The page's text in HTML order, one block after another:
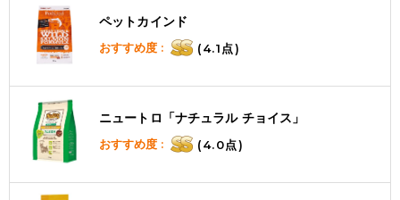
ペットカインド
おすすめ度 : (4.1点)
ニュートロ「ナチュラル チョイス」
おすすめ度 : (4.0点)